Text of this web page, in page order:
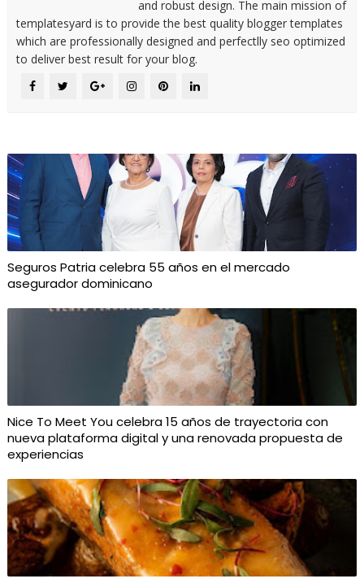
and robust design. The main mission of
templatesyard is to provide the best quality blogger templates
which are professionally designed and perfectlly seo optimized
to deliver best result for your blog.
Seguros Patria celebra 55 años en el mercado
asegurador dominicano
Nice To Meet You celebra 15 años de trayectoria con
nueva plataforma digital y una renovada propuesta de
experiencias